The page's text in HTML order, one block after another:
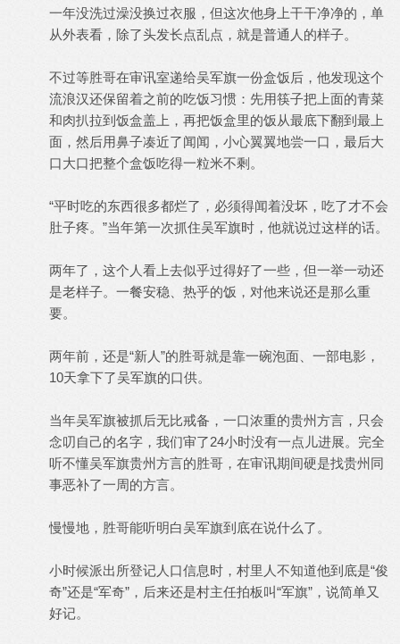
一年没洗过澡没换过衣服，但这次他身上干干净净的，单
从外表看，除了头发长点乱点，就是普通人的样子。
不过等胜哥在审讯室递给吴军旗一份盒饭后，他发现这个
流浪汉还保留着之前的吃饭习惯：先用筷子把上面的青菜
和肉扒拉到饭盒盖上，再把饭盒里的饭从最底下翻到最上
面，然后用鼻子凑近了闻闻，小心翼翼地尝一口，最后大
口大口把整个盒饭吃得一粒米不剩。
“平时吃的东西很多都烂了，必须得闻着没坏，吃了才不会
肚子疼。”当年第一次抓住吴军旗时，他就说过这样的话。
两年了，这个人看上去似乎过得好了一些，但一举一动还
是老样子。一餐安稳、热乎的饭，对他来说还是那么重
要。
两年前，还是“新人”的胜哥就是靠一碗泡面、一部电影，
10天拿下了吴军旗的口供。
当年吴军旗被抓后无比戒备，一口浓重的贵州方言，只会
念叨自己的名字，我们审了24小时没有一点儿进展。完全
听不懂吴军旗贵州方言的胜哥，在审讯期间硬是找贵州同
事恶补了一周的方言。
慢慢地，胜哥能听明白吴军旗到底在说什么了。
小时候派出所登记人口信息时，村里人不知道他到底是“俊
奇”还是“军奇”，后来还是村主任拍板叫“军旗”，说简单又
好记。